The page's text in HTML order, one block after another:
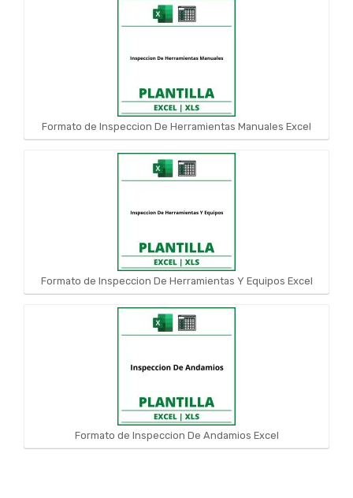
Formato de Inspeccion De Herramientas Manuales Excel
Formato de Inspeccion De Herramientas Y Equipos Excel
Formato de Inspeccion De Andamios Excel